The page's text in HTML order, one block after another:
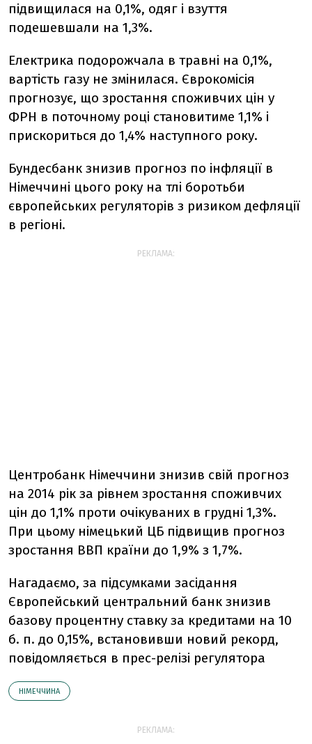
підвищилася на 0,1%, одяг і взуття
подешевшали на 1,3%.
Електрика подорожчала в травні на 0,1%,
вартість газу не змінилася. Єврокомісія
прогнозує, що зростання споживчих цін у
ФРН в поточному році становитиме 1,1% і
прискориться до 1,4% наступного року.
Бундесбанк знизив прогноз по інфляції в
Німеччині цього року на тлі боротьби
європейських регуляторів з ризиком дефляції
в регіоні.
РЕКЛАМА:
Центробанк Німеччини знизив свій прогноз
на 2014 рік за рівнем зростання споживчих
цін до 1,1% проти очікуваних в грудні 1,3%.
При цьому німецький ЦБ підвищив прогноз
зростання ВВП країни до 1,9% з 1,7%.
Нагадаємо, за підсумками засідання
Європейський центральний банк знизив
базову процентну ставку за кредитами на 10
б. п. до 0,15%, встановивши новий рекорд,
повідомляється в прес-релізі регулятора
НІМЕЧЧИНА
РЕКЛАМА: